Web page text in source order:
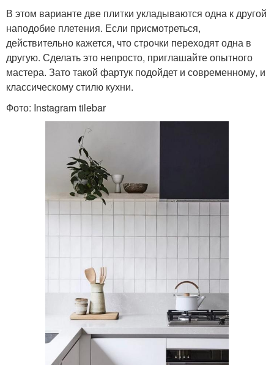
В этом варианте две плитки укладываются одна к другой
наподобие плетения. Если присмотреться,
действительно кажется, что строчки переходят одна в
другую. Сделать это непросто, приглашайте опытного
мастера. Зато такой фартук подойдет и современному, и
классическому стилю кухни.
Фото: Instagram tilebar